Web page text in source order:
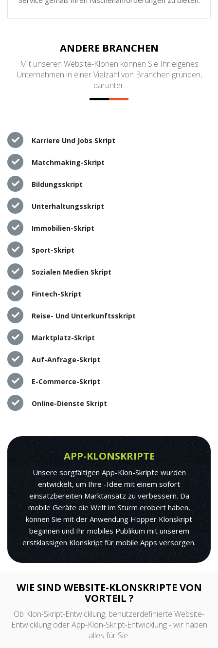
ANDERE BRANCHEN
Mit unseren Website-Klonen können Sie Ihr eigenes
Unternehmen in einer Vielzahl von Branchen gründen,
darunter:
Karriere Und Jobs Skript
Matchmaking-Skript
Bildungsskript
Unterhaltungsskript
Immobilien-Skript
Sport-Skript
Sozialen Medien Skript
Fintech-Skript
Reise- Und Unterkunftsskript
Marktplatz-Skript
Auf-Anfrage-Skript
E-Commerce-Skript
Online-Dienste Skript
APP-KLONSKRIPTE
Unsere sorgfältigen App-Klon-Skripte wurden
entwickelt, um Ihre -Idee mit einem sofort
einsatzbereiten Marktansatz zu verbessern. Da
mobile Geräte die Welt im Sturm erobert haben,
können Sie mit der Anwendung Hopper Klonskript
beginnen und Ihr mobiles Publikum mit unserem
erstklassigen Klonskript für mobile Apps versorgen.
WIE SIND WEBSITE-KLONSKRIPTE VON
VORTEIL ?
Ob Klon-Skript-Entwicklung, benutzerdefinierte Website-
Entwicklung oder App-Klon-Skript-Entwicklung - wir haben
alles für Sie.